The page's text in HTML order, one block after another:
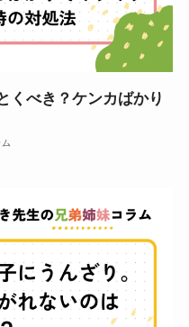
べき？ケンカばかり